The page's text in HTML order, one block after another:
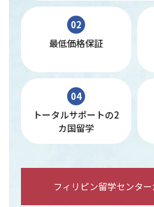
02
最低価格保証
04
トータルサポートの2
カ国留学
フィリピン留学センタ